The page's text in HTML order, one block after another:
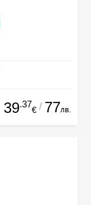
39.37
€ / 77лв.